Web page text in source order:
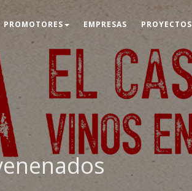
PROMOTORES EMPRESAS PROYECTOS